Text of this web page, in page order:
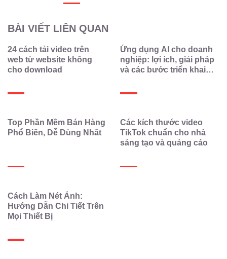
BÀI VIẾT LIÊN QUAN
24 cách tải video trên
web từ website không
cho download
Ứng dụng AI cho doanh
nghiệp: lợi ích, giải pháp
và các bước triển khai
Top Phần Mềm Bán Hàng
Phổ Biến, Dễ Dùng Nhất
Các kích thước video
TikTok chuẩn cho nhà
sáng tạo và quảng cáo
Cách Làm Nét Ảnh:
Hướng Dẫn Chi Tiết Trên
Mọi Thiết Bị